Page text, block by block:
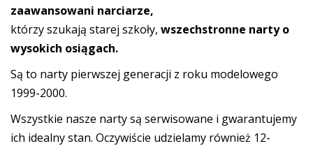
zaawansowani narciarze,
którzy szukają starej szkoły, wszechstronne narty o
wysokich osiągach.
Są to narty pierwszej generacji z roku modelowego
1999-2000.
Wszystkie nasze narty są serwisowane i gwarantujemy
ich idealny stan. Oczywiście udzielamy również 12-